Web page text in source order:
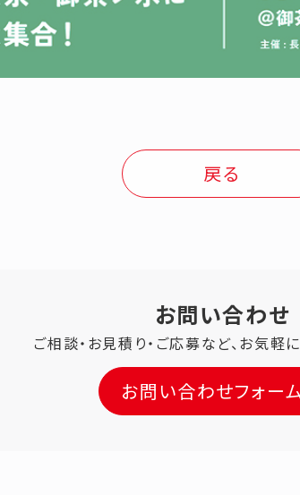
戻る
お問い合わせ
ご相談・お見積り・ご応募など、お気軽
お問い合わせフォー